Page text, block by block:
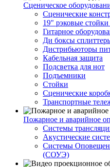
Сценическое
Сценические
19" рэковые
Гитарное
Ди боксы
Дистрибьюторы
Кабельная защита
Подсветка для нот
Подъемники
Стойки
Сценические
Транспортные
Пожарное и аварийное
Cистемы
Акустические
Системы
(СОУЭ)